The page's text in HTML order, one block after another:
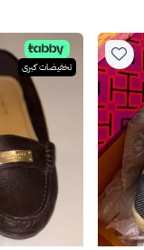
تخفيضات كبرى